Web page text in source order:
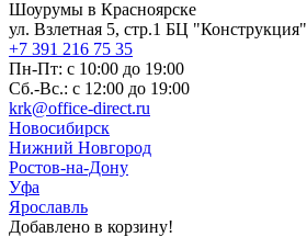
Шоурумы в Красноярске
ул. Взлетная 5, стр.1 БЦ "Конструкция"
+7 391 216 75 35
Пн-Пт: с 10:00 до 19:00
Сб.-Вс.: с 12:00 до 19:00
krk@office-direct.ru
Новосибирск
Нижний Новгород
Ростов-на-Дону
Уфа
Ярославль
Добавлено в корзину!